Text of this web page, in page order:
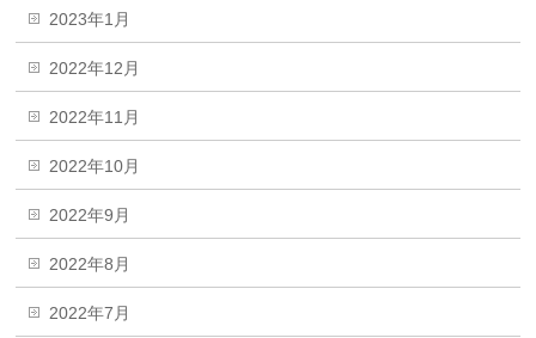
2023年1月
2022年12月
2022年11月
2022年10月
2022年9月
2022年8月
2022年7月